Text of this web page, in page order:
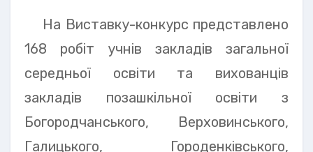
На Виставку-конкурс представлено
168 робіт учнів закладів загальної
середньої освіти та вихованців
закладів позашкільної освіти з
Богородчанського, Верховинського,
Галицького, Городенківського,